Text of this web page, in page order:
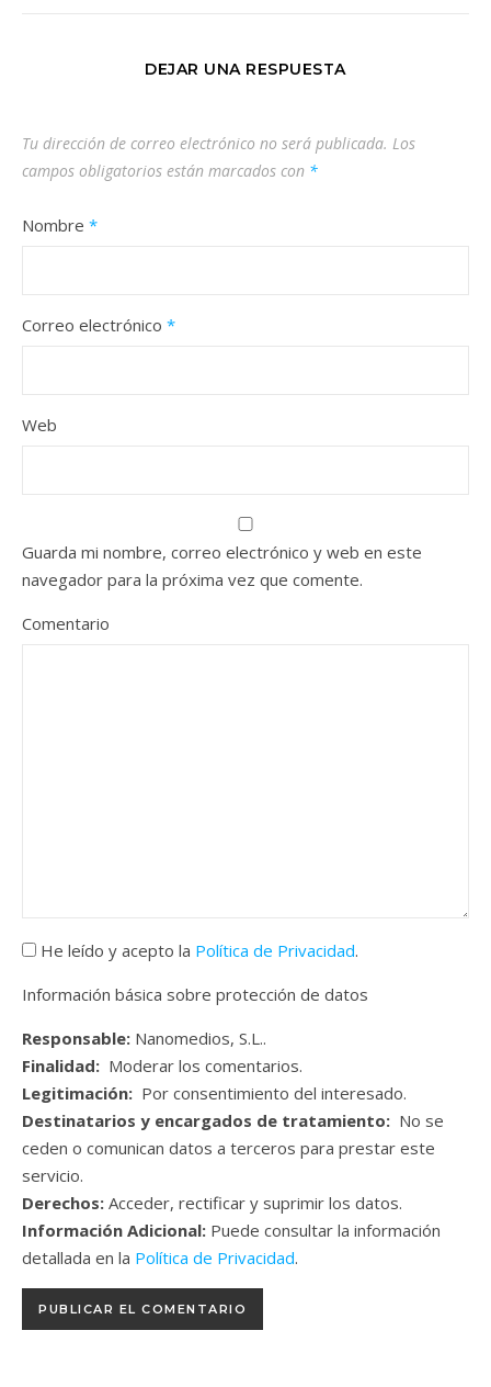
DEJAR UNA RESPUESTA
Tu dirección de correo electrónico no será publicada. Los
campos obligatorios están marcados con *
Nombre *
Correo electrónico *
Web
Guarda mi nombre, correo electrónico y web en este
navegador para la próxima vez que comente.
Comentario
He leído y acepto la Política de Privacidad.
Información básica sobre protección de datos
Responsable: Nanomedios, S.L..
Finalidad: Moderar los comentarios.
Legitimación: Por consentimiento del interesado.
Destinatarios y encargados de tratamiento: No se
ceden o comunican datos a terceros para prestar este
servicio.
Derechos: Acceder, rectificar y suprimir los datos.
Información Adicional: Puede consultar la información
detallada en la Política de Privacidad.